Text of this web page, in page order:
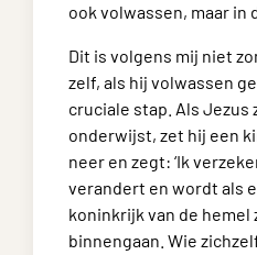
ook volwassen, maar in
Dit is volgens mij niet
zelf, als hij volwassen
cruciale stap. Als Jezus
onderwijst, zet hij een
neer en zegt: ‘Ik
verandert en wordt als
koninkrijk van de hemel
binnengaan. Wie